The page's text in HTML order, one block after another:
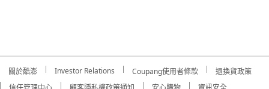
關於酷澎 Investor Relations Coupang使用者條款
退換貨政策